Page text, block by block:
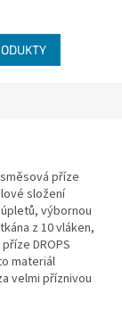
příze
složení
výbornou
z 10 vláken,
DROPS
materiál
velmi příznivou